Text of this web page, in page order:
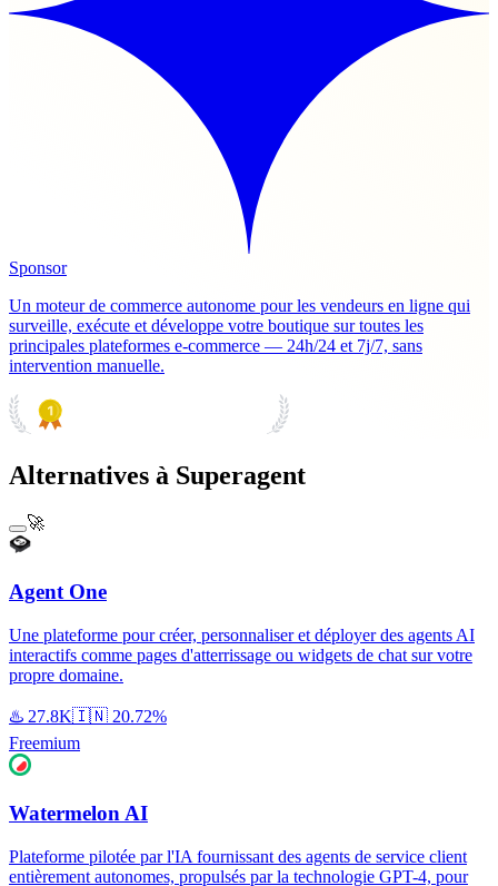
Sponsor
Un moteur de commerce autonome pour les vendeurs en ligne qui
surveille, exécute et développe votre boutique sur toutes les
principales plateformes e-commerce — 24h/24 et 7j/7, sans
intervention manuelle.
Alternatives à Superagent
🚀
Agent One
Une plateforme pour créer, personnaliser et déployer des agents AI
interactifs comme pages d'atterrissage ou widgets de chat sur votre
propre domaine.
♨️ 27.8K🇮🇳 20.72%
Freemium
Watermelon AI
Plateforme pilotée par l'IA fournissant des agents de service client
entièrement autonomes, propulsés par la technologie GPT-4, pour